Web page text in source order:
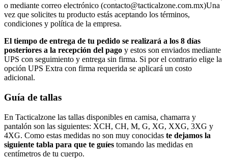
o mediante correo electrónico (contacto@tacticalzone.com.mx)Una
vez que solicites tu producto estás aceptando los términos,
condiciones y política de la empresa.
El tiempo de entrega de tu pedido se realizará a los 8 días
posteriores a la recepción del pago y estos son enviados mediante
UPS con seguimiento y entrega sin firma. Si por el contrario elige la
opción UPS Extra con firma requerida se aplicará un costo
adicional.
Guía de tallas
En Tacticalzone las tallas disponibles en camisa, chamarra y
pantalón son las siguientes: XCH, CH, M, G, XG, XXG, 3XG y
4XG. Como estas medidas no son muy conocidas te dejamos la
siguiente tabla para que te guíes tomando las medidas en
centímetros de tu cuerpo.